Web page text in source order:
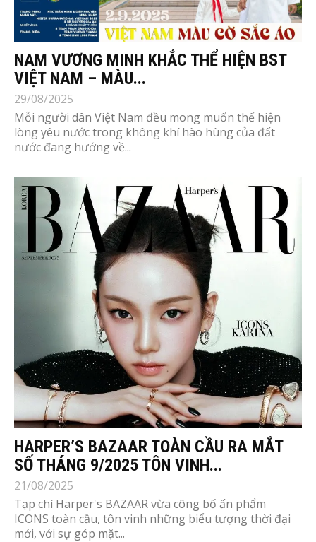
NAM VƯƠNG MINH KHẮC THỂ HIỆN BST
VIỆT NAM – MÀU...
29/08/2025
Mỗi người dân Việt Nam đều mong muốn thể hiện
lòng yêu nước trong không khí hào hùng của đất
nước đang hướng về...
HARPER’S BAZAAR TOÀN CẦU RA MẮT
SỐ THÁNG 9/2025 TÔN VINH...
21/08/2025
Tạp chí Harper's BAZAAR vừa công bố ấn phẩm
ICONS toàn cầu, tôn vinh những biểu tượng thời đại
mới, với sự góp mặt...